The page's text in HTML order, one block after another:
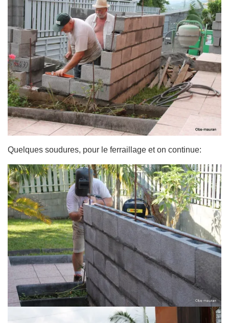
Quelques soudures, pour le ferraillage et on continue: